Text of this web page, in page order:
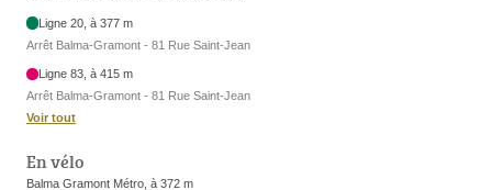
Ligne 20, à 377 m
Arrêt Balma-Gramont - 81 Rue Saint-Jean
Ligne 83, à 415 m
Arrêt Balma-Gramont - 81 Rue Saint-Jean
Voir tout
En vélo
Balma Gramont Métro, à 372 m